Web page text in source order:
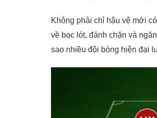
Không phải chỉ hậu vệ mới
về bọc lót, đánh chặn và
sao nhiều đội bóng hiện đại